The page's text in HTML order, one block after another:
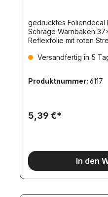
gedrucktes Foliendecal
Schräge Warnbaken
Reflexfolie mit roten
universell einsetzbar.
Aufbauten aller Art-
usw.Auf Anfrage sind
Größen herstellbar.
Versandfertig in 5
Produktnummer: 6117
5,39 €*
In den